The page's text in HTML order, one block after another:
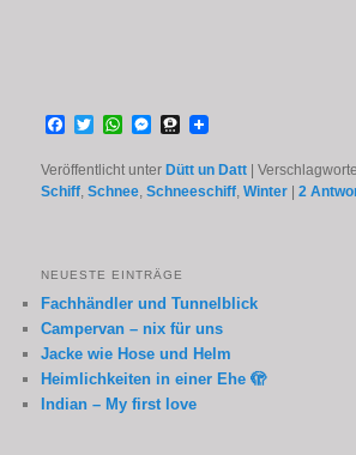
Facebook
TwitterWhatsApp
Messenger
Threema
Veröffentlicht unter Dütt un Datt |
Schiff ,Schnee ,Schneeschiff ,Winter |2
NEUESTE EINTRÄGE
Fachhändler und Tunnelblick
Campervan – nix für uns
Jacke wie Hose und Helm
Heimlichkeiten in einer Ehe 🫣
Indian – My first love